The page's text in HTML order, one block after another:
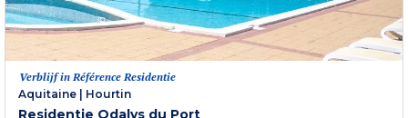
Verblijf in Référence Residentie
Aquitaine | Hourtin
Residentie Odalys du Port